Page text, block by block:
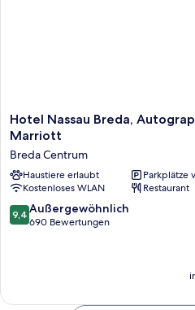
Hotel
Nassau
Autograph
Collection
by
Marriott
Breda
Hotel Nassau Breda,
Marriott
Breda Centrum
Haustiere erlaubt
Parkplätze
Kostenloses WLAN
Restaurant
9.4
von
9,4 Außergewöhnlich
690 Bewertungen